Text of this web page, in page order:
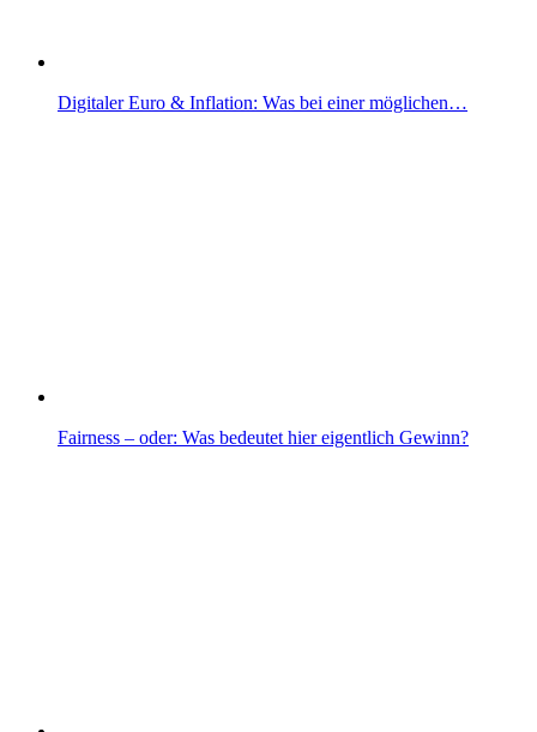
Digitaler Euro & Inflation: Was bei einer möglichen…
Fairness – oder: Was bedeutet hier eigentlich Gewinn?